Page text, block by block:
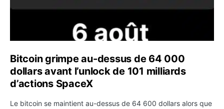
Bitcoin grimpe au-dessus de 64 000
dollars avant l’unlock de 101 milliards
d’actions SpaceX
Le bitcoin se maintient au-dessus de 64 600 dollars alors que